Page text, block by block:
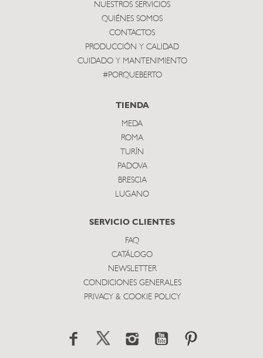
NUESTROS SERVICIOS
QUIÉNES SOMOS
CONTACTOS
PRODUCCIÓN Y CALIDAD
CUIDADO Y MANTENIMIENTO
#PORQUEBERTO
TIENDA
MEDA
ROMA
TURÍN
PADOVA
BRESCIA
LUGANO
SERVICIO CLIENTES
FAQ
CATÁLOGO
NEWSLETTER
CONDICIONES GENERALES
PRIVACY & COOKIE POLICY